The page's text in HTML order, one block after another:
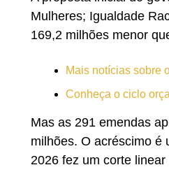
Mulheres; Igualdade
169,2 milhões menor
Mais notícias sobre
Conheça o ciclo
Mas as 291 emendas
milhões. O acréscimo é
2026 fez um corte